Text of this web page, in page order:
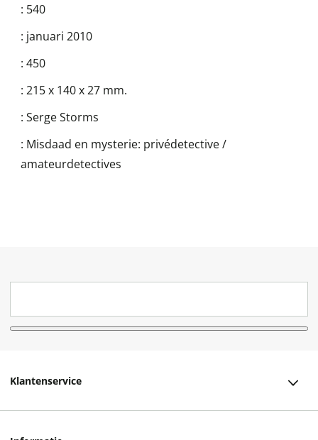
: 540
: januari 2010
: 450
: 215 x 140 x 27 mm.
: Serge Storms
: Misdaad en mysterie: privédetective /
amateurdetectives
Klantenservice